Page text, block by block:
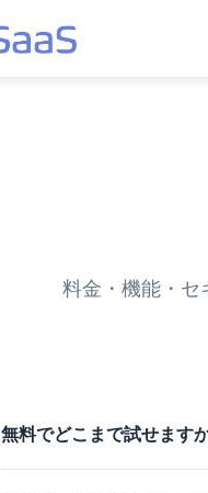
料金・機能・セ
無料でどこまで試せます